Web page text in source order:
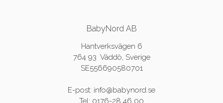
BabyNord AB
Hantverksvägen 6
764 93 Väddö, Sverige
SE556690580701
E-post: info@babynord.se
Tel: 0176-28 46 00